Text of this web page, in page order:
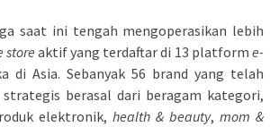
saat ini tengah mengoperasikan lebih
store aktif yang terdaftar di 13 platforme-
di Asia. Sebanyak 56 brand yang telah
berasal dari beragam kategori,
elektronik, health & beauty, mom &